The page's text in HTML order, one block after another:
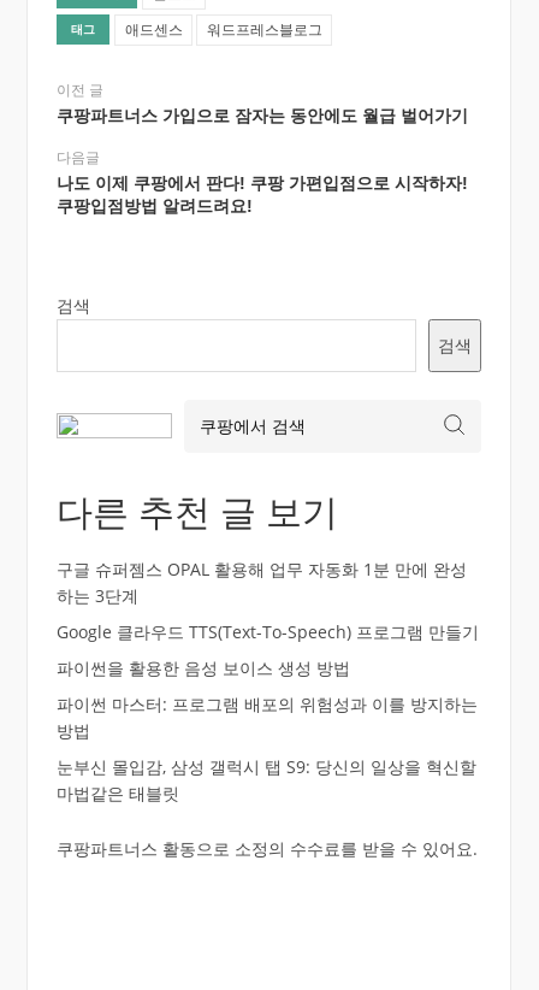
태그 애드센스 워드프레스블로그
이전 글
쿠팡파트너스 가입으로 잠자는 동안에도 월급 벌어가기
다음글
나도 이제 쿠팡에서 판다! 쿠팡 가편입점으로 시작하자!
쿠팡입점방법 알려드려요!
검색
검색
다른 추천 글 보기
구글 슈퍼젬스 OPAL 활용해 업무 자동화 1분 만에 완성
하는 3단계
Google 클라우드 TTS(Text-To-Speech) 프로그램 만들기
파이썬을 활용한 음성 보이스 생성 방법
파이썬 마스터: 프로그램 배포의 위험성과 이를 방지하는
방법
눈부신 몰입감, 삼성 갤럭시 탭 S9: 당신의 일상을 혁신할
마법같은 태블릿
쿠팡파트너스 활동으로 소정의 수수료를 받을 수 있어요.